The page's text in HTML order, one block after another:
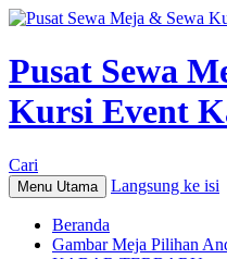
Pusat Sewa
Kursi Event
Cari
Menu Utama Langsung ke isi
Beranda
Gambar Meja Pilihan